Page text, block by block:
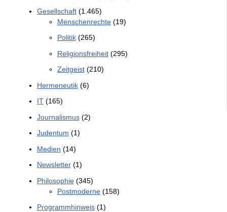
Gesellschaft(1.465)
Menschenrechte(19)
Politik(265)
Religionsfreiheit(295)
Zeitgeist(210)
Hermeneutik(6)
IT(165)
Journalismus(2)
Judentum (1)
Medien (14)
Newsletter(1)
Philosophie(345)
Postmoderne(158)
Programmhinweis(1)